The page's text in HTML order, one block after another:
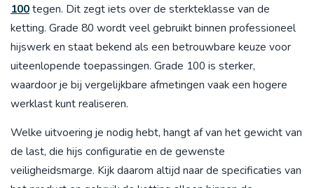
100tegen. Dit zegt iets over de sterkteklasse van de
ketting. Grade 80 wordt veel gebruikt binnen professioneel
hijswerk en staat bekend als een betrouwbare keuze voor
uiteenlopende toepassingen. Grade 100 is sterker,
waardoor je bij vergelijkbare afmetingen vaak een hogere
werklast kunt realiseren.
Welke uitvoering je nodig hebt, hangt af van het gewicht van
de last, die hijs configuratie en de gewenste
veiligheidsmarge. Kijk daarom altijd naar de specificaties van